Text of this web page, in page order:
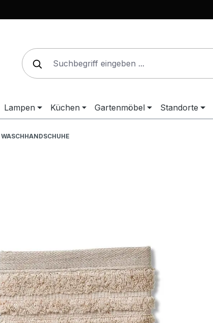
Lampen Küchen Gartenmöbel Standorte
WASCHHANDSCHUHE